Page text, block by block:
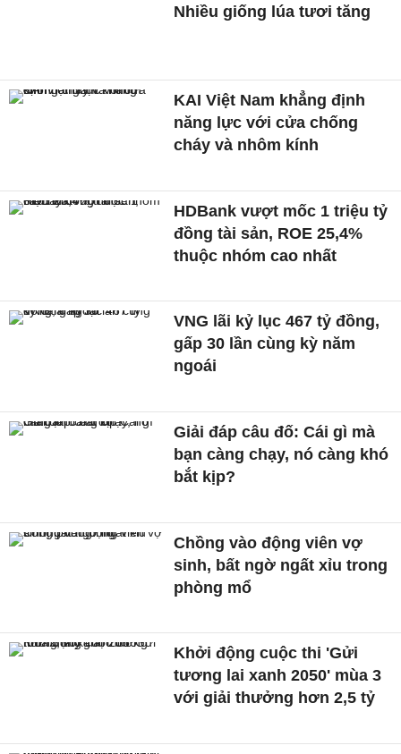
Nhiều giống lúa tươi tăng
KAI Việt Nam khẳng định
năng lực với cửa chống
cháy và nhôm kính
HDBank vượt mốc 1 triệu tỷ
đồng tài sản, ROE 25,4%
thuộc nhóm cao nhất
VNG lãi kỷ lục 467 tỷ đồng,
gấp 30 lần cùng kỳ năm
ngoái
Giải đáp câu đố: Cái gì mà
bạn càng chạy, nó càng khó
bắt kịp?
Chồng vào động viên vợ
sinh, bất ngờ ngất xỉu trong
phòng mổ
Khởi động cuộc thi 'Gửi
tương lai xanh 2050' mùa 3
với giải thưởng hơn 2,5 tỷ